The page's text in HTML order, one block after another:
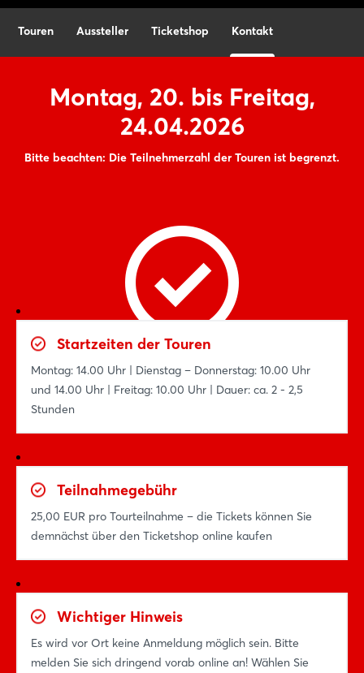
Touren Aussteller Ticketshop Kontakt
Montag, 20. bis Freitag,
24.04.2026
Bitte beachten: Die Teilnehmerzahl der Touren ist begrenzt.
Startzeiten der Touren
Montag: 14.00 Uhr | Dienstag – Donnerstag: 10.00 Uhr
und 14.00 Uhr | Freitag: 10.00 Uhr | Dauer: ca. 2 - 2,5
Stunden
Teilnahmegebühr
25,00 EUR pro Tourteilnahme – die Tickets können Sie
demnächst über den Ticketshop online kaufen
Wichtiger Hinweis
Es wird vor Ort keine Anmeldung möglich sein. Bitte
melden Sie sich dringend vorab online an! Wählen Sie